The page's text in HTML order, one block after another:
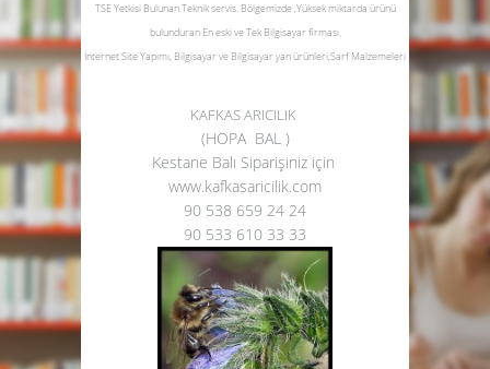
TSE Yetkisi Bulunan Teknik servis. Bölgemizde ,Yüksek miktarda ürünü
bulunduran En eski ve Tek Bilgisayar firması.
İnternet Site Yapımı, Bilgisayar ve Bilgisayar yan ürünleri,Sarf Malzemeleri
KAFKAS ARICILIK
(HOPA BAL )
Kestane Balı Siparişiniz için
www.kafkasaricilik.com
90 538 659 24 24
90 533 610 33 33